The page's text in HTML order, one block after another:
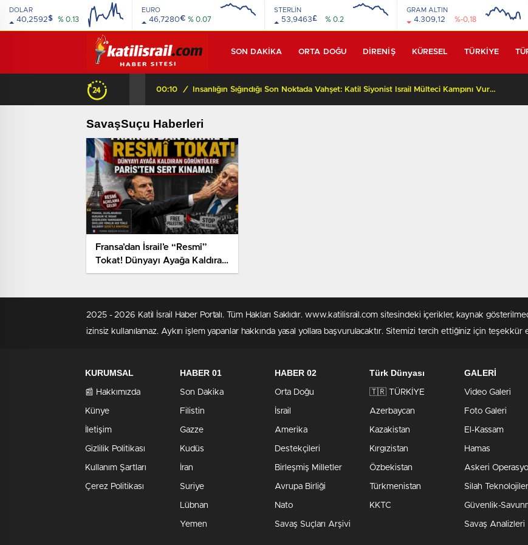
DOLAR
40,2592$ % 0.13
EURO
46,7280€ % 0.07
STERLİN
53,9463£ % 0.2
GRAM ALTIN
4.309,12 %-0,18
SON DAKİKA ORTA DOĞU DİRENİŞ KÜRESEL TÜRKİYE
vurmaya başladı! 00:10 / İnsanlığın Sığındığı Son Noktada Vahşet: Katil Siyonist İsrail Mülteci Kampını Vurdu, Biri Çocuk 3 Can Daha Hayattan Koparıldı!
SavaşSuçu Haberleri
Fransa’dan İsrail’e “Resmî”
Tokat! Dünyayı Ayağa Kaldıran
Görüntülere Paris’ten Sert
2025 - 2026 Katil İsrail Haber Portalı. Tüm Hakları Saklıdır. www.katilisrail.com sitesindeki içerikler, kaynak
izinsiz kullanılamaz. Aykırı işlem yapanlar hakkında yasal yollara başvurulacaktır. Sitemizi tercih ettiğiniz için teşekkür
KURUMSAL
📰 Hakkımızda
Künye
İletişim
Gizlilik Politikası
Kullanım Şartları
Çerez Politikası
HABER 01
Son Dakika
Filistin
Gazze
Kudüs
İran
Suriye
Lübnan
Yemen
HABER 02
Orta Doğu
İsrail
Amerika
Destekçileri
Birleşmiş Milletler
Avrupa Birliği
Nato
Savaş Suçları Arşivi
Türk Dünyası
🇹🇷 TÜRKİYE
Azerbaycan
Kazakistan
Kırgızistan
Özbekistan
Türkmenistan
KKTC
GALERİ
Video Galeri
Foto Galeri
El-Kassam
Hamas
Askeri
Silah
Güvenlik-
Savaş Analizleri